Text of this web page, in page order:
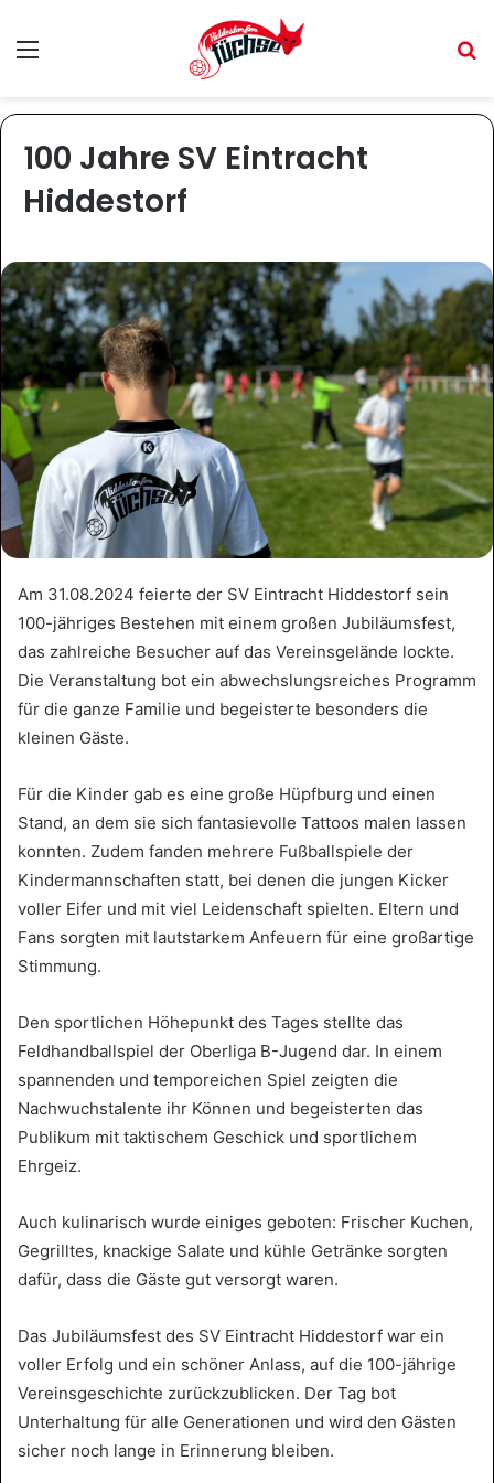
Menü
100 Jahre SV Eintracht
Hiddestorf
Am 31.08.2024 feierte der SV Eintracht Hiddestorf sein
100-jähriges Bestehen mit einem großen Jubiläumsfest,
das zahlreiche Besucher auf das Vereinsgelände lockte.
Die Veranstaltung bot ein abwechslungsreiches Programm
für die ganze Familie und begeisterte besonders die
kleinen Gäste.
Für die Kinder gab es eine große Hüpfburg und einen
Stand, an dem sie sich fantasievolle Tattoos malen lassen
konnten. Zudem fanden mehrere Fußballspiele der
Kindermannschaften statt, bei denen die jungen Kicker
voller Eifer und mit viel Leidenschaft spielten. Eltern und
Fans sorgten mit lautstarkem Anfeuern für eine großartige
Stimmung.
Den sportlichen Höhepunkt des Tages stellte das
Feldhandballspiel der Oberliga B-Jugend dar. In einem
spannenden und temporeichen Spiel zeigten die
Nachwuchstalente ihr Können und begeisterten das
Publikum mit taktischem Geschick und sportlichem
Ehrgeiz.
Auch kulinarisch wurde einiges geboten: Frischer Kuchen,
Gegrilltes, knackige Salate und kühle Getränke sorgten
dafür, dass die Gäste gut versorgt waren.
Das Jubiläumsfest des SV Eintracht Hiddestorf war ein
voller Erfolg und ein schöner Anlass, auf die 100-jährige
Vereinsgeschichte zurückzublicken. Der Tag bot
Unterhaltung für alle Generationen und wird den Gästen
sicher noch lange in Erinnerung bleiben.